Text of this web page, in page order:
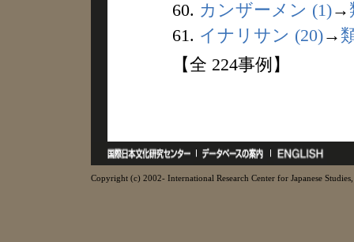
60. カンザーメン (1)→
61. イナリサン (20)→
【全 224事例】
Copyright (c) 2002- International Research Center for Japanese